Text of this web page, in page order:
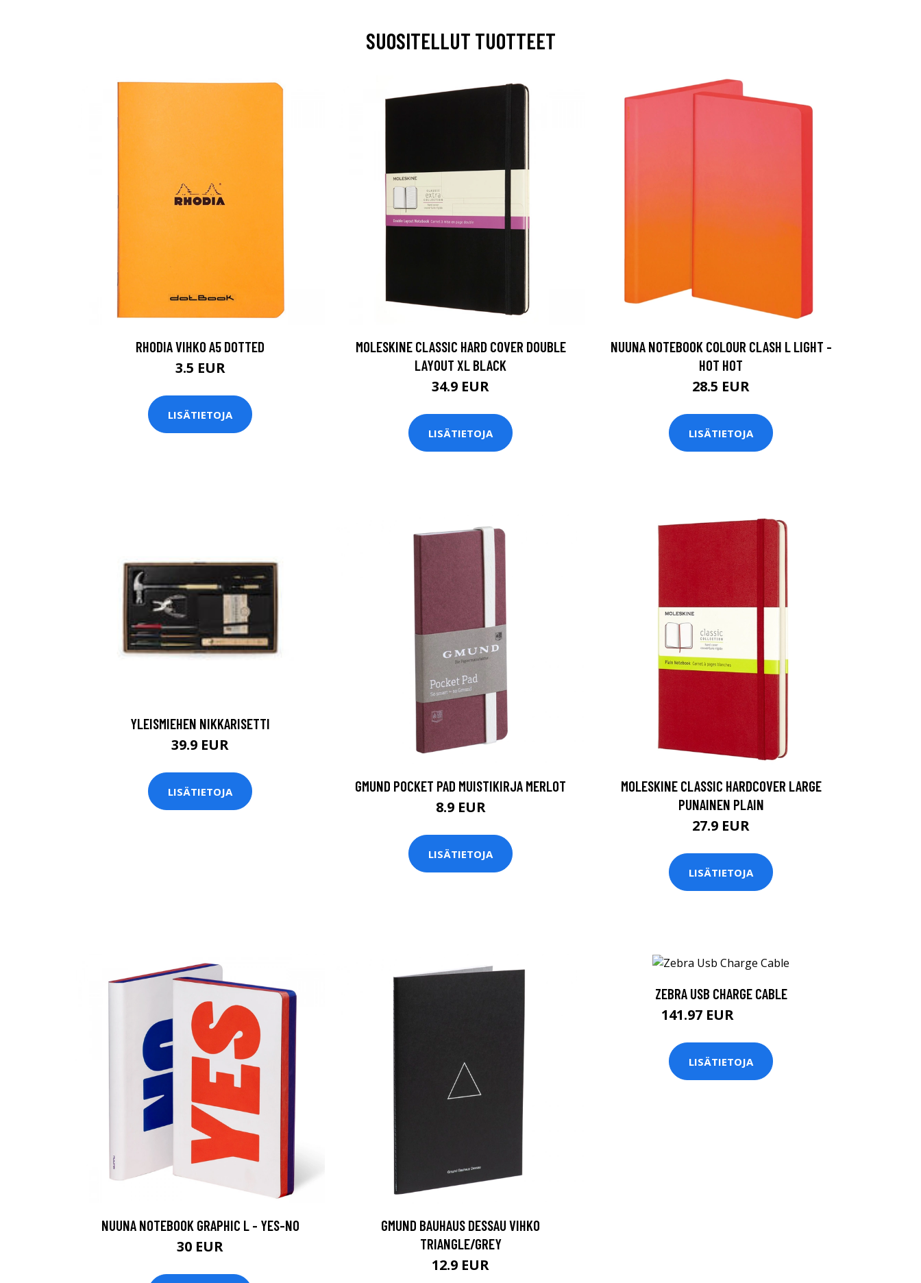
SUOSITELLUT TUOTTEET
RHODIA VIHKO A5 DOTTED
3.5 EUR
LISÄTIETOJA
MOLESKINE CLASSIC HARD COVER DOUBLE
LAYOUT XL BLACK
34.9 EUR
LISÄTIETOJA
NUUNA NOTEBOOK COLOUR CLASH L LIGHT -
HOT HOT
28.5 EUR
LISÄTIETOJA
YLEISMIEHEN NIKKARISETTI
39.9 EUR
LISÄTIETOJA GMUND POCKET PAD MUISTIKIRJA MERLOT
8.9 EUR
LISÄTIETOJA
MOLESKINE CLASSIC HARDCOVER LARGE
PUNAINEN PLAIN
27.9 EUR
LISÄTIETOJA
NUUNA NOTEBOOK GRAPHIC L - YES-NO
30 EUR
GMUND BAUHAUS DESSAU VIHKO
TRIANGLE/GREY
12.9 EUR
ZEBRA USB CHARGE CABLE
141.97 EUR
LISÄTIETOJA